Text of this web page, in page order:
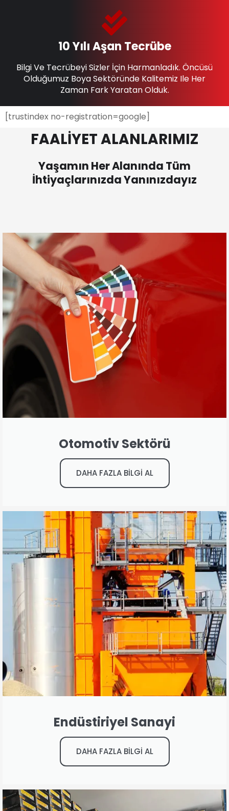
10 Yılı Aşan Tecrübe
Bilgi Ve Tecrübeyi Sizler İçin Harmanladık. Öncüsü
Olduğumuz Boya Sektöründe Kalitemiz Ile Her
Zaman Fark Yaratan Olduk.
[trustindex no-registration=google]
FAALİYET ALANLARIMIZ
Yaşamın Her Alanında Tüm
İhtiyaçlarınızda Yanınızdayız
Otomotiv Sektörü
DAHA FAZLA BİLGİ AL
Endüstiriyel Sanayi
DAHA FAZLA BİLGİ AL